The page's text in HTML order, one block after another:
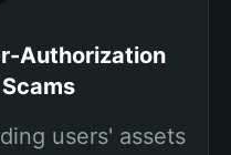
Authorization
users' assets